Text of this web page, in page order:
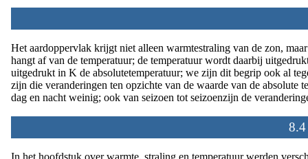
Het aardoppervlak krijgt niet alleen warmtestraling van de zon,
hangt af van de temperatuur; de temperatuur wordt daarbij
uitgedrukt in K de absolutetemperatuur; we zijn dit begrip ook al
zijn die veranderingen ten opzichte van de waarde van de absolute
dag en nacht weinig; ook van seizoen tot seizoenzijn de
In het hoofdstuk over warmte, straling en temperatuur werden